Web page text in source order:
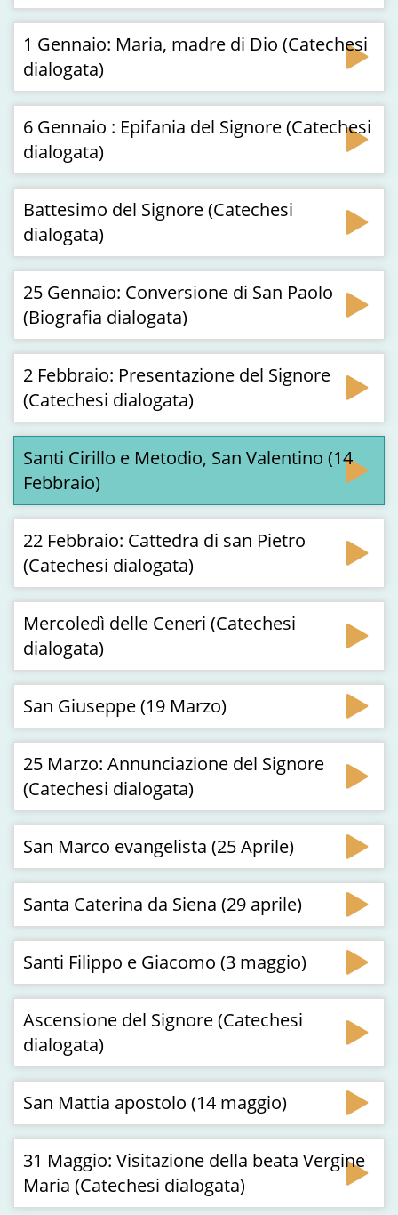
1 Gennaio: Maria, madre di Dio (Catechesi
dialogata)
6 Gennaio : Epifania del Signore (Catechesi
dialogata)
Battesimo del Signore (Catechesi
dialogata)
25 Gennaio: Conversione di San Paolo
(Biografia dialogata)
2 Febbraio: Presentazione del Signore
(Catechesi dialogata)
Santi Cirillo e Metodio, San Valentino (14
Febbraio)
22 Febbraio: Cattedra di san Pietro
(Catechesi dialogata)
Mercoledì delle Ceneri (Catechesi
dialogata)
San Giuseppe (19 Marzo)
25 Marzo: Annunciazione del Signore
(Catechesi dialogata)
San Marco evangelista (25 Aprile)
Santa Caterina da Siena (29 aprile)
Santi Filippo e Giacomo (3 maggio)
Ascensione del Signore (Catechesi
dialogata)
San Mattia apostolo (14 maggio)
31 Maggio: Visitazione della beata Vergine
Maria (Catechesi dialogata)